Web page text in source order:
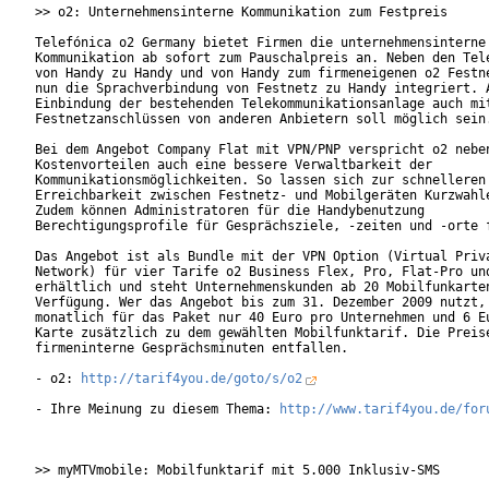
>> o2: Unternehmensinterne Kommunikation zum Festpreis
Telefónica o2 Germany bietet Firmen die
Kommunikation ab sofort zum Pauschalpreis an. Neben den
von Handy zu Handy und von Handy zum firmeneigenen o2
nun die Sprachverbindung von Festnetz zu Handy integriert.
Einbindung der bestehenden Telekommunikationsanlage auch
Festnetzanschlüssen von anderen Anbietern soll möglich
Bei dem Angebot Company Flat mit VPN/PNP verspricht o2
Kostenvorteilen auch eine bessere Verwaltbarkeit der
Kommunikationsmöglichkeiten. So lassen sich zur schnelleren
Erreichbarkeit zwischen Festnetz- und Mobilgeräten
Zudem können Administratoren für die Handybenutzung
Berechtigungsprofile für Gesprächsziele, -zeiten und -orte
Das Angebot ist als Bundle mit der VPN Option (Virtual
Network) für vier Tarife o2 Business Flex, Pro, Flat-Pro
erhältlich und steht Unternehmenskunden ab 20
Verfügung. Wer das Angebot bis zum 31. Dezember 2009
monatlich für das Paket nur 40 Euro pro Unternehmen und 6
Karte zusätzlich zu dem gewählten Mobilfunktarif. Die
firmeninterne Gesprächsminuten entfallen.
- o2:
http://tarif4you.de/goto/s/o2
- Ihre Meinung zu diesem Thema:
http://www.tarif4you.de/
>> myMTVmobile: Mobilfunktarif mit 5.000 Inklusiv-SMS